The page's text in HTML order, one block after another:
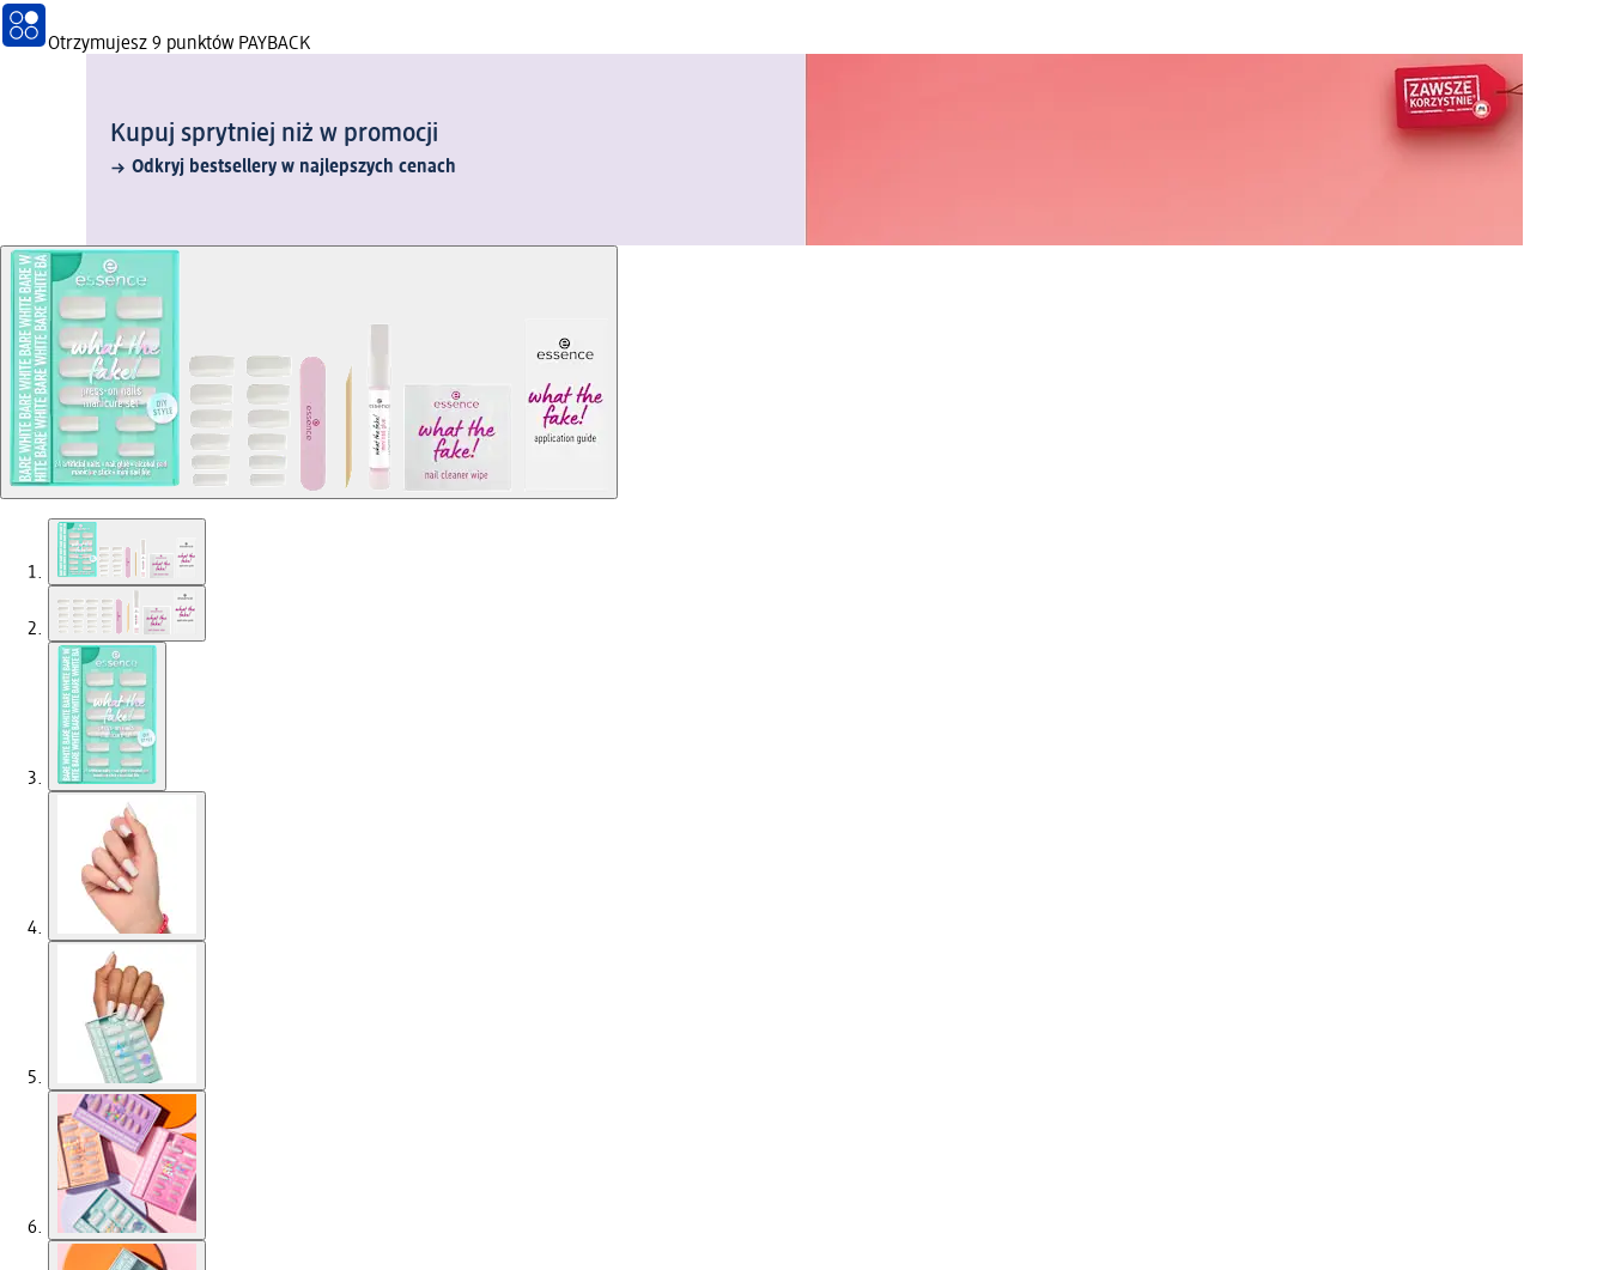
Otrzymujesz 9 punktów PAYBACK
Kupuj sprytniej niż w promocji
Odkryj bestsellery w najlepszych cenach